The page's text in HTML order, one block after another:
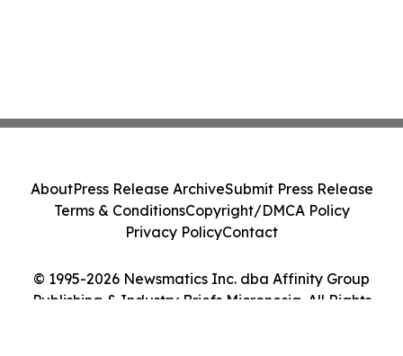
© 1995-2026 Newsmatics Inc. dba Affinity Group
Publishing & Industry Briefs Micronesia. All Rights
AboutPress Release ArchiveSubmit Press Release
Terms & ConditionsCopyright/DMCA Policy
Privacy PolicyContact